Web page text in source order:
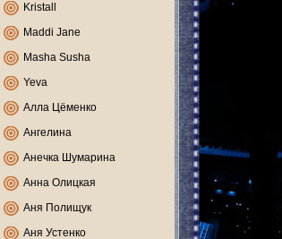
Kristall
Maddi Jane
Masha Susha
Yeva
Алла Цёменко
Ангелина
Анечка Шумарина
Анна Олицкая
Аня Полищук
Аня Устенко